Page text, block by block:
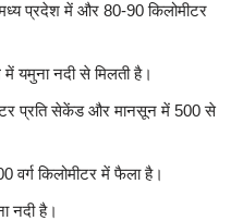
प्रदेश में और 80-90 किलोमीटर
यमुना नदी से मिलती है।
प्रति सेकेंड और मानसून में 500 से
किलोमीटर में फैला है।
नदी है।